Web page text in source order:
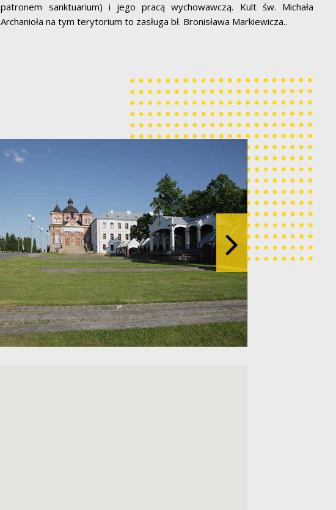
patronem sanktuarium) i jego pracą wychowawczą. Kult św. Michała
Archanioła na tym terytorium to zasługa bł. Bronisława Markiewicza..